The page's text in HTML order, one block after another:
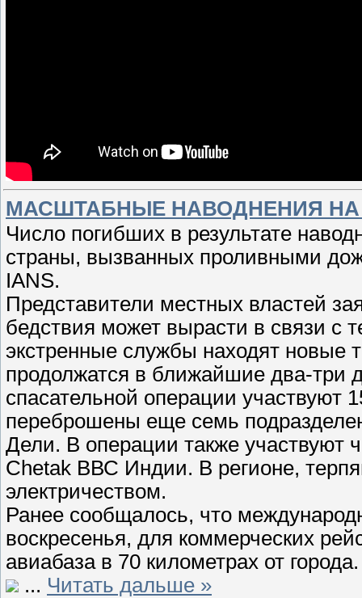
МАСШТАБНЫЕ НАВОДНЕНИЯ
Число погибших в результате
страны, вызванных проливными
IANS.
Представители местных властей
бедствия может вырасти в связи с
экстренные службы находят новые
продолжатся в ближайшие два-три
спасательной операции участвуют
переброшены еще семь
Дели. В операции также участвуют
Chetak ВВС Индии. В регионе,
электричеством.
Ранее сообщалось, что
воскресенья, для коммерческих
авиабаза в 70 километрах от города.
... Читать дальше »